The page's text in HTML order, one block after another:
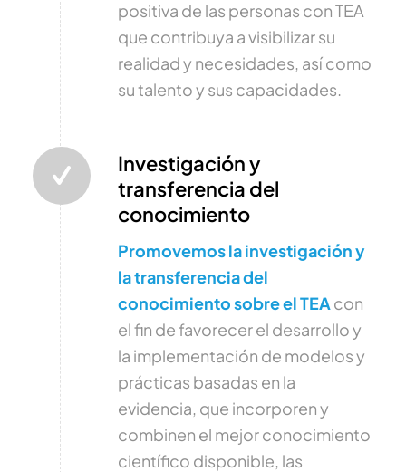
positiva de las personas con TEA
que contribuya a visibilizar su
realidad y necesidades, así como
su talento y sus capacidades.
Investigación y
transferencia del
conocimiento
Promovemos la investigación y
la transferencia del
conocimiento sobre el TEAcon
el fin de favorecer el desarrollo y
la implementación de modelos y
prácticas basadas en la
evidencia, que incorporen y
combinen el mejor conocimiento
científico disponible, las